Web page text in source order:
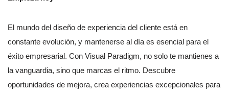
El mundo del diseño de experiencia del cliente está en
constante evolución, y mantenerse al día es esencial para el
éxito empresarial. Con Visual Paradigm, no solo te mantienes a
la vanguardia, sino que marcas el ritmo. Descubre
oportunidades de mejora, crea experiencias excepcionales para